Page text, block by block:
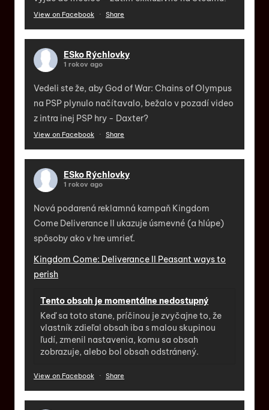
View on Facebook · Share
ESko Rýchlovky
1 rokov ago
Vedeli ste že, aby God of War: Chains of Olympus
na PSP plynulo načítavalo, bežalo v pozadí video
z intra inej PSP hry - Daxter?
View on Facebook · Share
ESko Rýchlovky
1 rokov ago
Nová podarená reklamná kampaň Kingdom
Come Deliverance II ukazuje úsmevné (a hlúpe)
spôsoby ako v hre umrieť.
Kingdom Come: Deliverance II Peasant ways to
perish
Tento obsah je momentálne nedostupný
Keď sa toto stane, príčinou je zvyčajne to, že
vlastník zdieľal obsah iba s malou skupinou
ľudí, zmenil nastavenia, komu sa obsah
zobrazuje, alebo bol obsah odstránený.
View on Facebook · Share